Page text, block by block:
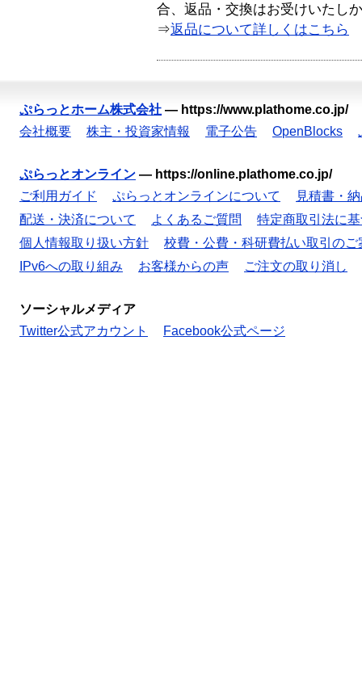
合、返品・交換はお受けいたし
⇒返品について詳しくはこちら
ぷらっとホーム株式会社 — https://www.plathome.co.jp/
会社概要
株主・投資家情報 電子公告 OpenBlocks
ぷらっとオンライン — https://online.plathome.co.jp/
ご利用ガイド
ぷらっとオンラインについて
見積書・
配送・決済について
よくあるご質問
特定商取引法に
個人情報取り扱い方針
校費・公費・科研費払い取引のご
IPv6への取り組み
お客様からの声 ご注文の取り消し
ソーシャルメディア
Twitter公式アカウント
Facebook公式ページ